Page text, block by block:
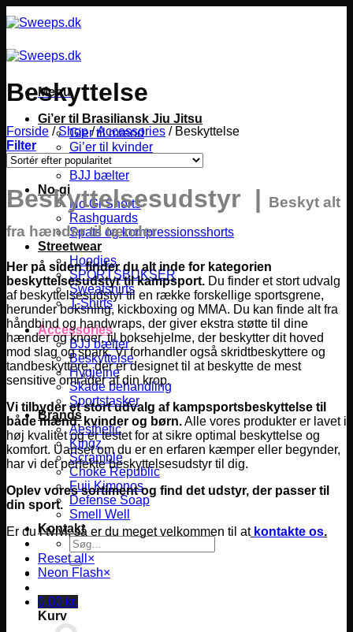
til
Menu
Gi’er til Brasiliansk Jiu Jitsu
Gier til mænd
Gi’er til kvinder
Gier til børn
BJJ bælter
No-gi
No Gi Shorts
Rashguards
Spats og kompressionsshorts
Streetwear
Hoodies
SPORTSBUKSER
Sweatshirts
T-Shirts
Accessories
BJJ bælter
Beskyttelse
Hygiejne
Skade behandling
Sportstasker
Brands
Aesthetic
Kingz
Scramble
Choke Republic
Fuji Kimonos
Defense Soap
Smell Well
Kontakt
Søg
efter:
0,00 kr.
Kurv
Beskyttelse
Forside / Shop /Accessories /Beskyttelse
Filter
Beskyttelsesudstyr | Beskyt alt
fra hænder til tænder
Her på siden finder du alt inde for kategorien
beskyttelsesudstyr til kampsport. Du finder et stort udvalg
af beskyttelsesudstyr til en række forskellige sportsgrene,
herunder boksning, kickboxing og MMA. Du kan finde alt fra
håndbind og handwraps, der giver ekstra støtte til dine
hænder og knoer, til boksehjelme, der beskytter dit hoved
mod slag og spark. Vi forhandler også skridtbeskyttere og
tandbeskyttere, der er designet til at beskytte de mest
sensitive områder af din krop.
Vi tilbyder et stort udvalg af kampsportsbeskyttelse til
både mænd, kvinder og børn.Alle vores produkter er lavet i
høj kvalitet og er testet for at sikre optimal beskyttelse og
komfort. Uanset om du er en erfaren kæmper eller begynder,
har vi det perfekte beskyttelsesudstyr til dig.
Oplev vores sortiment og find det udstyr, der passer til
din sport.
Er du i tvivl, så er du meget velkommen til at kontakte os.
Reset all ×
Neon Flash×